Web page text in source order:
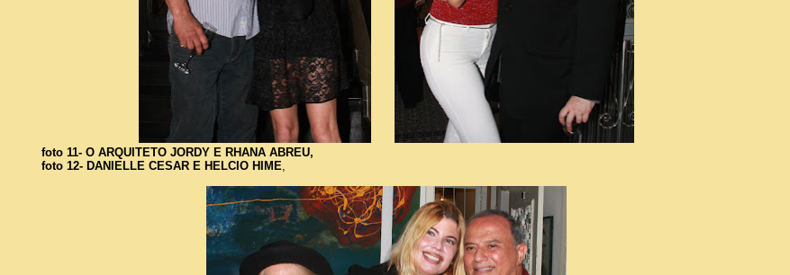
foto 11- O ARQUITETO JORDY E RHANA ABREU,
foto 12- DANIELLE CESAR E HELCIO HIME,